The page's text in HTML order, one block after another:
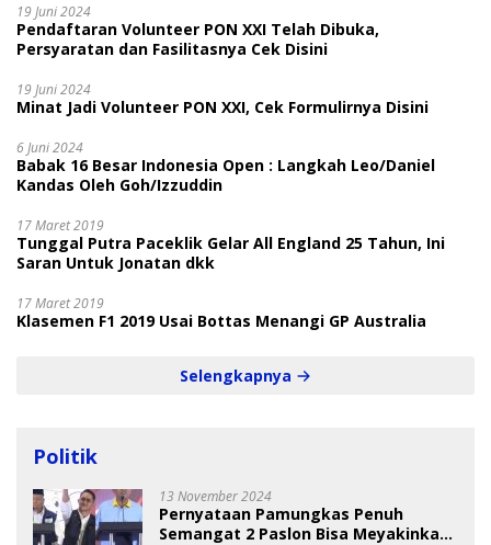
19 Juni 2024
Pendaftaran Volunteer PON XXI Telah Dibuka,
Persyaratan dan Fasilitasnya Cek Disini
19 Juni 2024
Minat Jadi Volunteer PON XXI, Cek Formulirnya Disini
6 Juni 2024
Babak 16 Besar Indonesia Open : Langkah Leo/Daniel
Kandas Oleh Goh/Izzuddin
17 Maret 2019
Tunggal Putra Paceklik Gelar All England 25 Tahun, Ini
Saran Untuk Jonatan dkk
17 Maret 2019
Klasemen F1 2019 Usai Bottas Menangi GP Australia
Selengkapnya
Politik
13 November 2024
Pernyataan Pamungkas Penuh
Semangat 2 Paslon Bisa Meyakinkan